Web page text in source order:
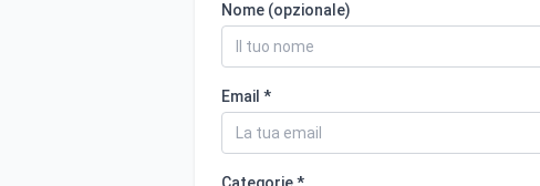
Nome (opzionale)
Email *